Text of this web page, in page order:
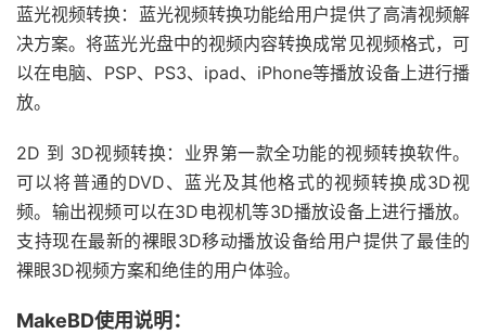
蓝光视频转换：蓝光视频转换功能给用户提供了高清视频解
决方案。将蓝光光盘中的视频内容转换成常见视频格式，可
以在电脑、PSP、PS3、ipad、iPhone等播放设备上进行播
放。
2D 到 3D视频转换：业界第一款全功能的视频转换软件。
可以将普通的DVD、蓝光及其他格式的视频转换成3D视
频。输出视频可以在3D电视机等3D播放设备上进行播放。
支持现在最新的裸眼3D移动播放设备给用户提供了最佳的
裸眼3D视频方案和绝佳的用户体验。
MakeBD使用说明：